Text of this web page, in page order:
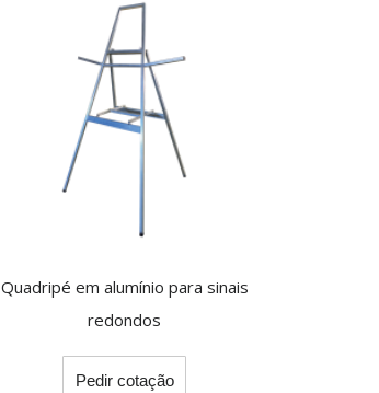
Quadripé em alumínio para sinais
redondos
Pedir cotação
This